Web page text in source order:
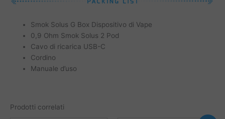
Smok Solus G Box Dispositivo di Vape
0,9 Ohm Smok Solus 2 Pod
Cavo di ricarica USB-C
Cordino
Manuale d’uso
Prodotti correlati